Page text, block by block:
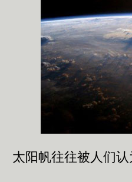
太阳帆往往被人们